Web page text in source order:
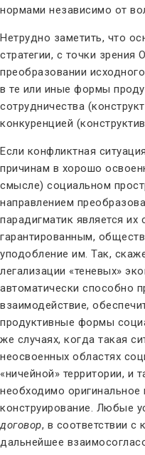
нормами независимо от
Нетрудно заметить, что
стратегии, с точки
преобразовании
в те или иные формы
сотрудничества
конкуренцией
Если конфликтная
причинам в хорошо
смысле) социальном
направлением
парадигматик является
гарантированным,
уподобление им. Так,
легализации «теневых»
автоматически способно
взаимодействие,
продуктивные формы
же случаях, когда такая
неосвоенных областях
«ничейной» территории, и
необходимо оригинальное
конструирование. Любые
договор, в соответствии с
дальнейшее